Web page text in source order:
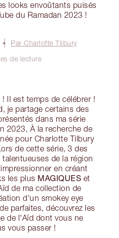
looks envoûtants puisés
du Ramadan 2023 !
Par Charlotte Tilbury
de lecture
Il est temps de célébrer !
je partage certains des
dans ma série
2023, À la recherche de
pour Charlotte Tilbury
de cette série, 3 des
de la région
en créant
les plus MAGIQUES et
de ma collection de
d'un smokey eye
parfaites, découvrez les
de l'Aïd dont vous ne
vous passer !